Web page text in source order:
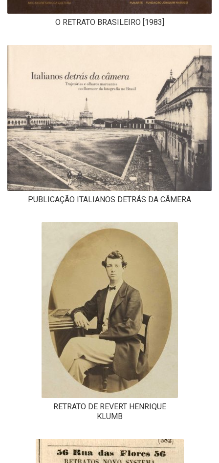
O RETRATO BRASILEIRO [1983]
PUBLICAÇÃO ITALIANOS DETRÁS DA CÂMERA
RETRATO DE REVERT HENRIQUE
KLUMB